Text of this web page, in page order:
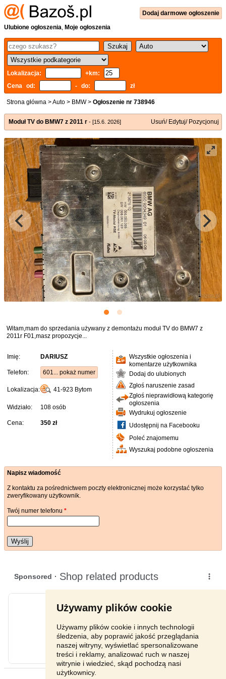
Używamy plików cookie
Używamy plików cookie i innych technologii
śledzenia, aby poprawić jakość przeglądania
naszej witryny, wyświetlać spersonalizowane
treści i reklamy, analizować ruch w naszej
witrynie i wiedzieć, skąd pochodzą nasi
użytkownicy.
Dodaj darmowe ogłoszenie
Ulubione ogłoszenia, Moje ogłoszenia
Lokalizacja:
+km:
Cena od:
- do: zł
Strona główna >Auto > BMW> Ogłoszenie nr 738946
Moduł TV do BMW7 z 2011 r - [15.6. 2026] Usuń/ Edytuj/ Pozycjonuj
Witam,mam do sprzedania używany z demontażu moduł TV do BMW7 z
2011r F01,masz propozycje...
Imię: DARIUSZ
Telefon: 601... pokaż numer
Lokalizacja: 41-923 Bytom
Widziało: 108 osób
Cena: 350 zł
Wszystkie ogłoszenia i
komentarze użytkownika
Dodaj do ulubionych
Zgłoś naruszenie zasad
Zgłoś nieprawidłową kategorię
ogłoszenia
Wydrukuj ogłoszenie
Udostępnij na Facebooku
Poleć znajomemu
Wyszukaj podobne ogłoszenia
Napisz wiadomość
Z kontaktu za pośrednictwem poczty elektronicznej może korzystać tylko
zweryfikowany użytkownik.
Twój numer telefonu *
Wyślij